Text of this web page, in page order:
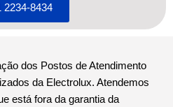
2234-8434
dos Postos de Atendimento
da Electrolux. Atendemos
está fora da garantia da